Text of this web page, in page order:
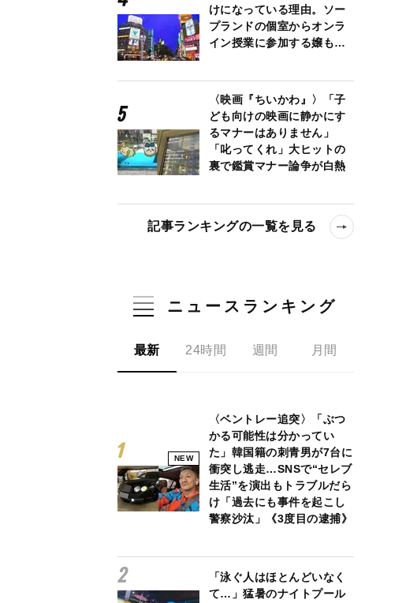
けになっている理由。ソー
プランドの個室からオンラ
イン授業に参加する嬢も…
〈映画『ちいかわ』〉「子
ども向けの映画に静かにす
るマナーはありません」
「叱ってくれ」大ヒットの
裏で鑑賞マナー論争が白熱
記事ランキングの一覧を見る
ニュースランキング
最新 24時間 週間 月間
NEW
〈ベントレー追突〉「ぶつ
かる可能性は分かってい
た」韓国籍の刺青男が7台に
衝突し逃走…SNSで“セレブ
生活”を演出もトラブルだら
け「過去にも事件を起こし
警察沙汰」《3度目の逮捕》
「泳ぐ人はほとんどいなく
て…」猛暑のナイトプール